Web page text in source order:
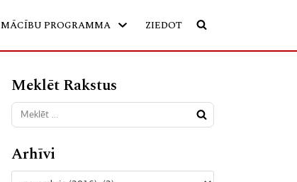
MĀCĪBU PROGRAMMA ZIEDOT
Meklēt Rakstus
Arhīvi